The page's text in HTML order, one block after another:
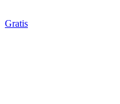
Gratis